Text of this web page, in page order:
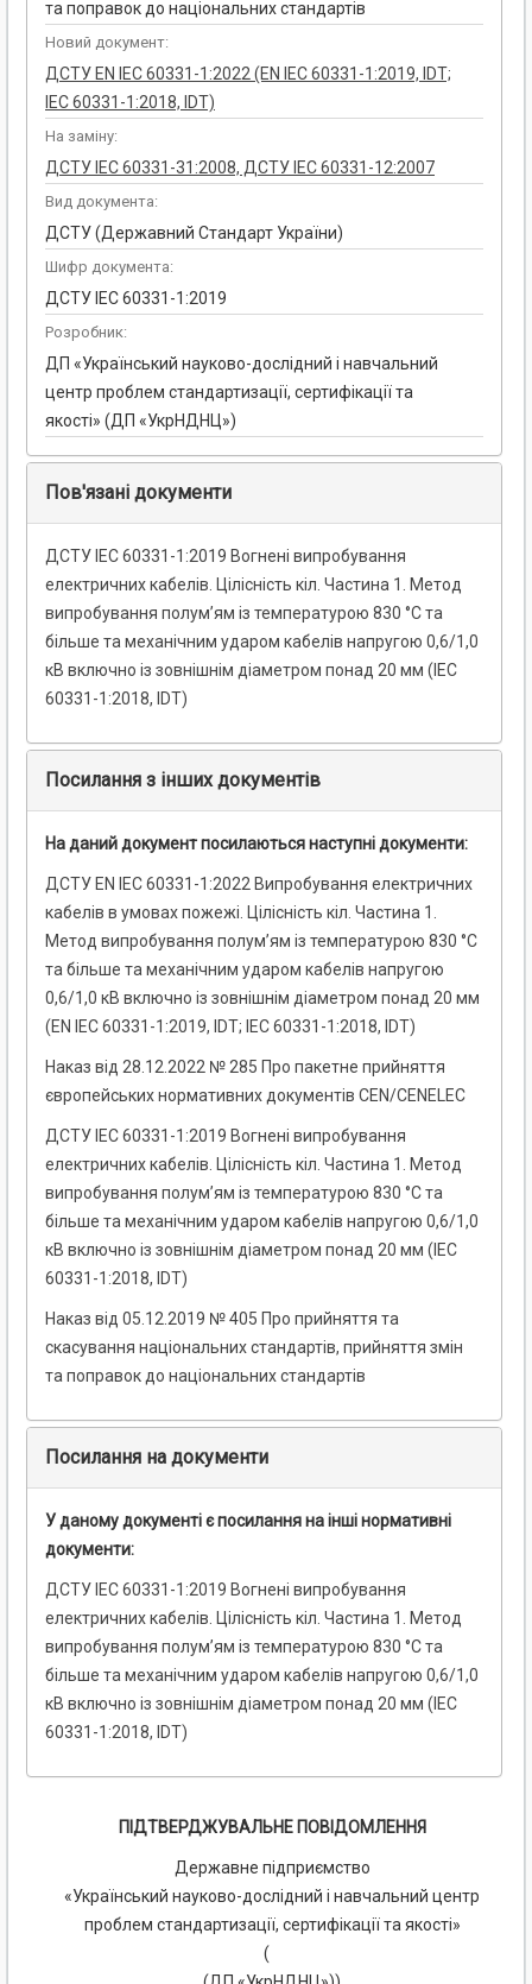
та поправок до національних стандартів
Новий документ:
ДСТУ EN IEC 60331-1:2022 (EN IEC 60331-1:2019, IDT;
IEC 60331-1:2018, IDT)
На заміну:
ДСТУ IEC 60331-31:2008, ДСТУ IEC 60331-12:2007
Вид документа:
ДСТУ (Державний Стандарт України)
Шифр документа:
ДСТУ IEC 60331-1:2019
Розробник:
ДП «Український науково-дослідний і навчальний
центр проблем стандартизації, сертифікації та
якості» (ДП «УкрНДНЦ»)
Пов'язані документи
ДСТУ IEC 60331-1:2019 Вогнені випробування
електричних кабелів. Цілісність кіл. Частина 1. Метод
випробування полум’ям із температурою 830 °С та
більше та механічним ударом кабелів напругою 0,6/1,0
кВ включно із зовнішнім діаметром понад 20 мм (IEC
60331-1:2018, IDT)
Посилання з інших документів
На даний документ посилаються наступні документи:
ДСТУ EN IEC 60331-1:2022 Випробування електричних
кабелів в умовах пожежі. Цілісність кіл. Частина 1.
Метод випробування полум’ям із температурою 830 °С
та більше та механічним ударом кабелів напругою
0,6/1,0 кВ включно із зовнішнім діаметром понад 20 мм
(EN IEC 60331-1:2019, IDT; IEC 60331-1:2018, IDT)
Наказ від 28.12.2022 № 285 Про пакетне прийняття
європейських нормативних документів CEN/CENELEC
ДСТУ IEC 60331-1:2019 Вогнені випробування
електричних кабелів. Цілісність кіл. Частина 1. Метод
випробування полум’ям із температурою 830 °С та
більше та механічним ударом кабелів напругою 0,6/1,0
кВ включно із зовнішнім діаметром понад 20 мм (IEC
60331-1:2018, IDT)
Наказ від 05.12.2019 № 405 Про прийняття та
скасування національних стандартів, прийняття змін
та поправок до національних стандартів
Посилання на документи
У даному документі є посилання на інші нормативні
документи:
ДСТУ IEC 60331-1:2019 Вогнені випробування
електричних кабелів. Цілісність кіл. Частина 1. Метод
випробування полум’ям із температурою 830 °С та
більше та механічним ударом кабелів напругою 0,6/1,0
кВ включно із зовнішнім діаметром понад 20 мм (IEC
60331-1:2018, IDT)
ПІДТВЕРДЖУВАЛЬНЕ ПОВІДОМЛЕННЯ
Державне підприємство
«Український науково-дослідний і навчальний центр
проблем стандартизації, сертифікації та якості»
(